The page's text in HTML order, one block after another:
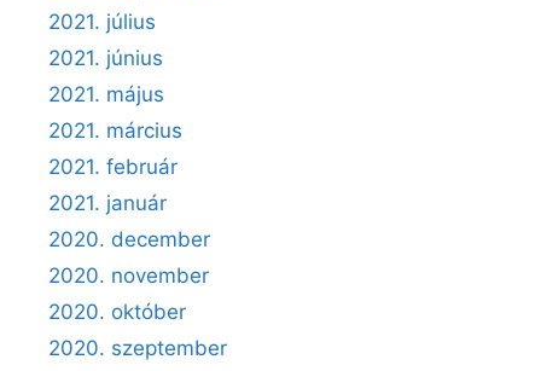
2021. július
2021. június
2021. május
2021. március
2021. február
2021. január
2020. december
2020. november
2020. október
2020. szeptember